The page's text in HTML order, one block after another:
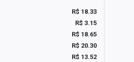
R$ 18.33
R$ 3.15
R$ 18.65
R$ 20.30
R$ 13.52